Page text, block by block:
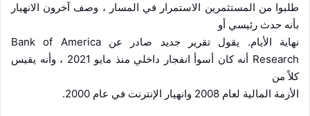
طلبوا من المستثمرين الاستمرار في المسار ، وصف آخرون الانهيار
بأنه حدث رئيسي أو
نهاية الأيام. يقول تقرير جديد صادر عنBank of America
Research
أنه كان أسوأ انفجار داخلي منذ مايو 2021 ، وأنه يقيس
كلاً من
الأزمة المالية لعام 2008 وانهيار الإنترنت في عام 2000.